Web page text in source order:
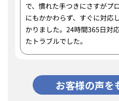
で、慣れた手つきにさすがプ
にもかかわらず、すぐに対応
かりました。24時間365日対
たトラブルでした。
お客様の声を